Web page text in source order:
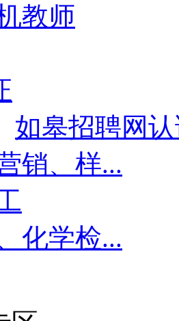
教师
如皋招聘网
销、样...
化学检...